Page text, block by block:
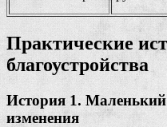
Практические
благоустройства
История 1.
изменения